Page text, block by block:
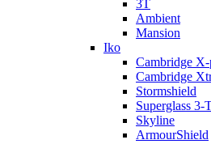
3T
Ambient
Mansion
Iko
Cambridge X-
Cambridge
Stormshield
Superglass 3-
Skyline
ArmourShield